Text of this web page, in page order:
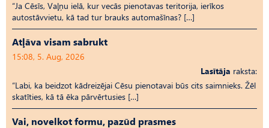
“Ja Cēsīs, Vaļņu ielā, kur vecās pienotavas teritorija, ierīkos
autostāvvietu, kā tad tur brauks automašīnas? […]
Atļāva visam sabrukt
15:08, 5. Aug, 2026
Lasītāja raksta:
“Labi, ka beidzot kādreizējai Cēsu pienotavai būs cits saimnieks. Žēl
skatīties, kā tā ēka pārvērtusies […]
Vai, novelkot formu, pazūd prasmes